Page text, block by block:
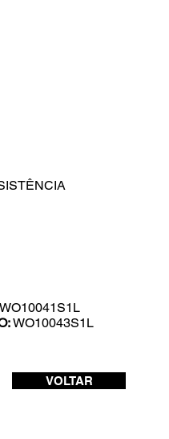
WO10041S1L
WO10043S1L
VOLTAR